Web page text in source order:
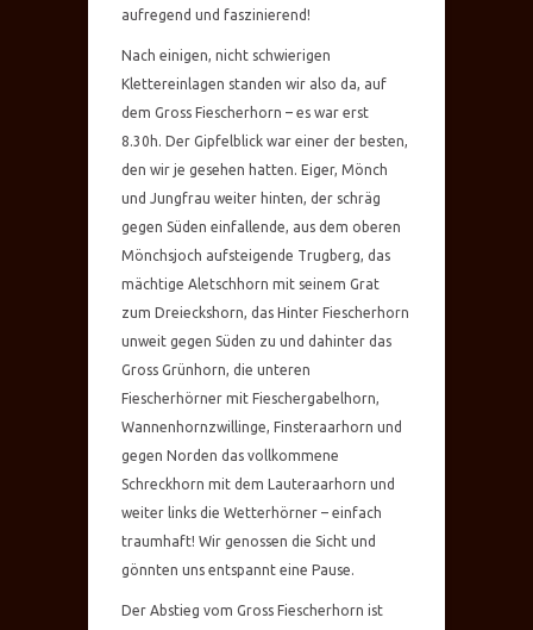
aufregend und faszinierend!
Nach einigen, nicht schwierigen
Klettereinlagen standen wir also da, auf
dem Gross Fiescherhorn – es war erst
8.30h. Der Gipfelblick war einer der besten,
den wir je gesehen hatten. Eiger, Mönch
und Jungfrau weiter hinten, der schräg
gegen Süden einfallende, aus dem oberen
Mönchsjoch aufsteigende Trugberg, das
mächtige Aletschhorn mit seinem Grat
zum Dreieckshorn, das Hinter Fiescherhorn
unweit gegen Süden zu und dahinter das
Gross Grünhorn, die unteren
Fiescherhörner mit Fieschergabelhorn,
Wannenhornzwillinge, Finsteraarhorn und
gegen Norden das vollkommene
Schreckhorn mit dem Lauteraarhorn und
weiter links die Wetterhörner – einfach
traumhaft! Wir genossen die Sicht und
gönnten uns entspannt eine Pause.
Der Abstieg vom Gross Fiescherhorn ist